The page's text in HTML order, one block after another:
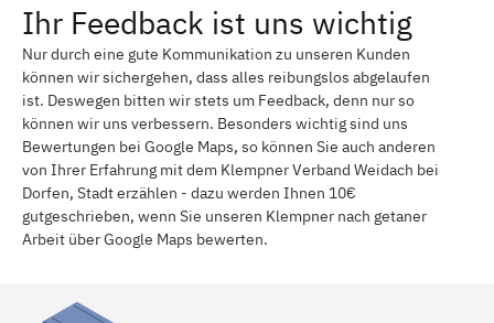
Ihr Feedback ist uns wichtig
Nur durch eine gute Kommunikation zu unseren Kunden
können wir sichergehen, dass alles reibungslos abgelaufen
ist. Deswegen bitten wir stets um Feedback, denn nur so
können wir uns verbessern. Besonders wichtig sind uns
Bewertungen bei Google Maps, so können Sie auch anderen
von Ihrer Erfahrung mit dem Klempner Verband Weidach bei
Dorfen, Stadt erzählen - dazu werden Ihnen 10€
gutgeschrieben, wenn Sie unseren Klempner nach getaner
Arbeit über Google Maps bewerten.